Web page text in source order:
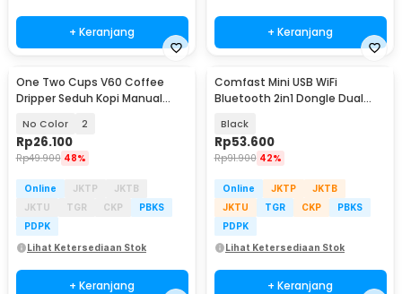
+ Keranjang + Keranjang
One Two Cups V60 Coffee
Dripper Seduh Kopi Manual
No Color 2
Rp26.100
Rp49.900 48%
Online JKTP
JKTB
JKTU
TGR CKP
PBKS
PDPK
Lihat Ketersediaan Stok
+ Keranjang
Comfast Mini USB WiFi
Bluetooth 2in1 Dongle Dual
Black
Rp53.600
Rp91.900 42%
Online JKTP
JKTB
JKTU
TGR CKP
PBKS
PDPK
Lihat Ketersediaan Stok
+ Keranjang